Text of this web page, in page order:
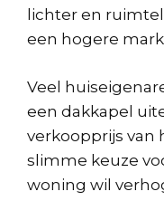
lichter en
een hogere
Veel
een dakkapel
verkoopprijs van
slimme keuze
woning wil